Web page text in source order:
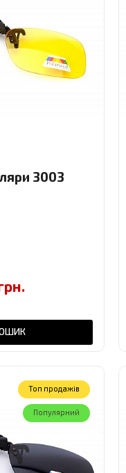
3003
Toп продажів
Популярний